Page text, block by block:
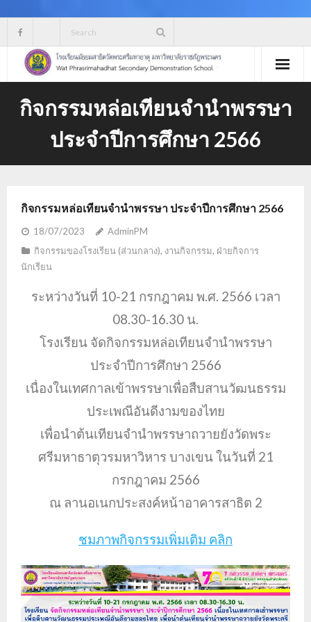
content
กิจกรรมหล่อเทียนจำนำพรรษา
ประจำปีการศึกษา 2566
กิจกรรมหล่อเทียนจำนำพรรษา ประจำปีการศึกษา 2566
18/07/2023
AdminPM
กิจกรรมของโรงเรียน (ส่วนกลาง), งานกิจกรรม, ฝ่ายกิจการ
นักเรียน
ระหว่างวันที่ 10-21 กรกฎาคม พ.ศ. 2566 เวลา
08.30-16.30 น.
โรงเรียน จัดกิจกรรมหล่อเทียนจำนำพรรษา
ประจำปีการศึกษา 2566
เนื่องในเทศกาลเข้าพรรษาเพื่อสืบสานวัฒนธรรม
ประเพณีอันดีงามของไทย
เพื่อนำต้นเทียนจำนำพรรษาถวายยังวัดพระ
ศรีมหาธาตุวรมหาวิหาร บางเขน ในวันที่ 21
กรกฎาคม 2566
ณ ลานอเนกประสงค์หน้าอาคารสาธิต 2
ชมภาพกิจกรรมเพิ่มเติม คลิก